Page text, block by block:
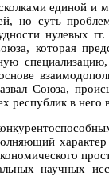
единой и
но суть
нулевых
которая
Союза,
республик в него
научных